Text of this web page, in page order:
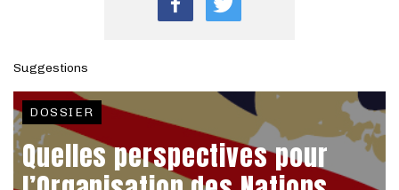
Suggestions
DOSSIER
Quelles perspectives pour